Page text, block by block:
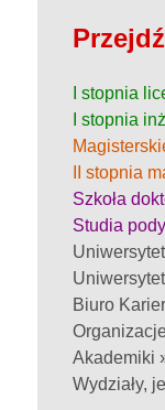
I stopnia
I stopnia
II stopnia
Szkoła
Studia
Biuro
Akademiki
Wydziały,